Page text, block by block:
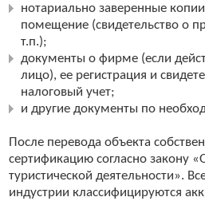
нотариально заверенные
помещение (свидетельство о
т.п.);
документы о фирме (если
лицо), ее регистрация и
налоговый учет;
и другие документы по
После перевода объекта
сертификацию согласно закону
туристической деятельности».
индустрии классифицируются